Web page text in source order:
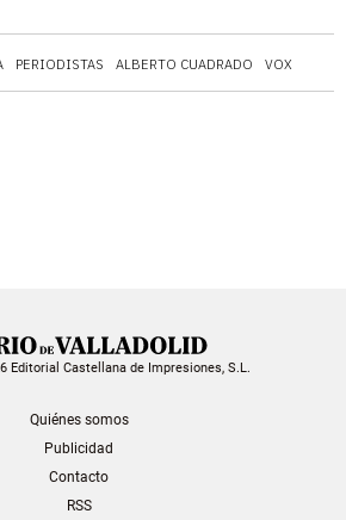
PERIODISTAS ALBERTO CUADRADO VOX
Editorial Castellana de Impresiones, S.L.
Quiénes somos
Publicidad
Contacto
RSS